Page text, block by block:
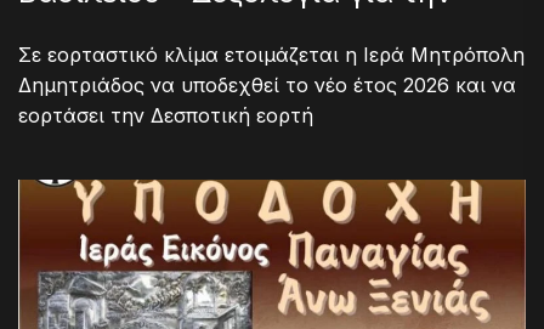
Σε εορταστικό κλίμα ετοιμάζεται η Ιερά Μητρόπολη
Δημητριάδος να υποδεχθεί το νέο έτος 2026 και να
εορτάσει την Δεσποτική εορτή